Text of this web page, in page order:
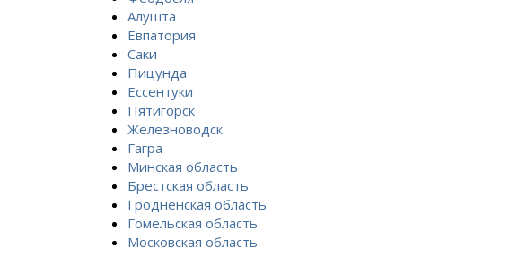
Алушта
Евпатория
Саки
Пицунда
Ессентуки
Пятигорск
Железноводск
Гагра
Минская область
Брестская область
Гродненская область
Гомельская область
Московская область